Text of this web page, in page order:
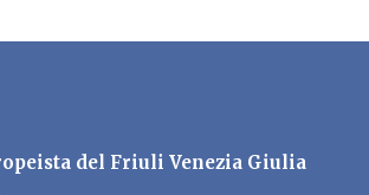
del Friuli Venezia Giulia